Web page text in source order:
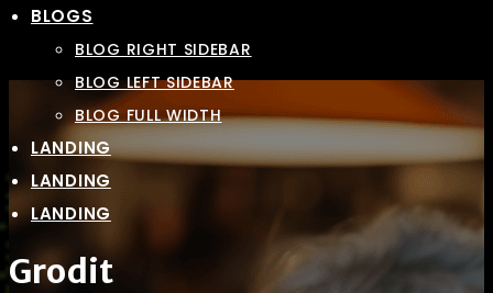
BLOGS
BLOG RIGHT SIDEBAR
BLOG LEFT SIDEBAR
BLOG FULL WIDTH
LANDING
LANDING
LANDING
Grodit